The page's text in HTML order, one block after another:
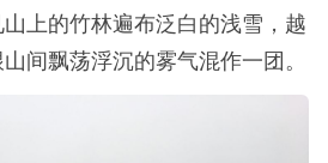
上的竹林遍布泛白的浅雪，越
间飘荡浮沉的雾气混作一团。